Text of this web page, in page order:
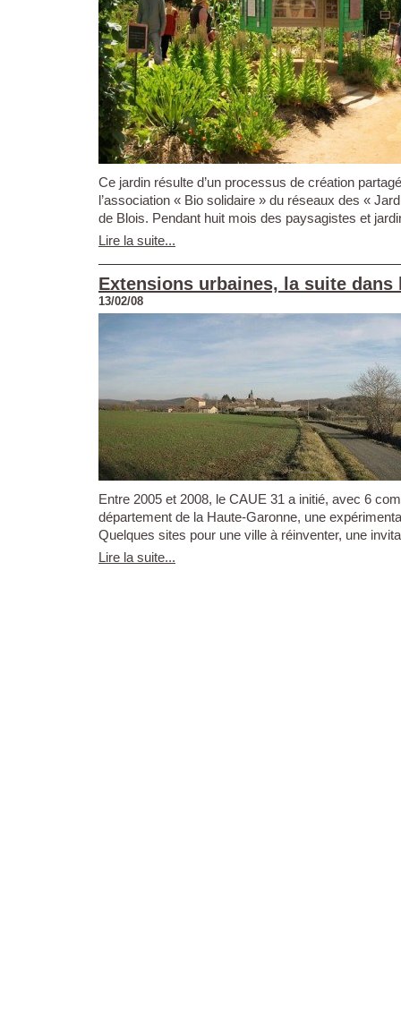
Ce jardin résulte d’un processus de création
l’association « Bio solidaire » du réseaux des «
de Blois. Pendant huit mois des paysagistes et
Lire la suite...
Extensions urbaines, la suite dans
13/02/08
Entre 2005 et 2008, le CAUE 31 a initié, avec 6
département de la Haute-Garonne, une
Quelques sites pour une ville à réinventer, une
Lire la suite...